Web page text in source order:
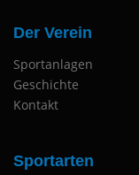
Der Verein
Sportanlagen
Geschichte
Kontakt
Sportarten